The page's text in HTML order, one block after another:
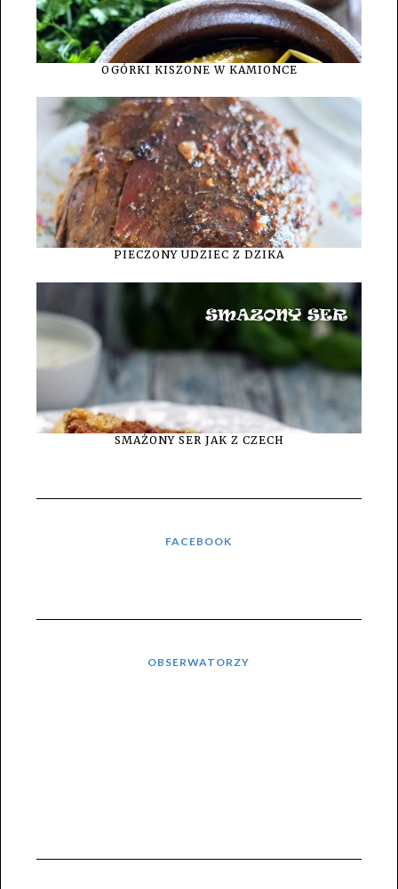
OGÓRKI KISZONE W KAMIONCE
PIECZONY UDZIEC Z DZIKA
SMAŻONY SER JAK Z CZECH
FACEBOOK
OBSERWATORZY